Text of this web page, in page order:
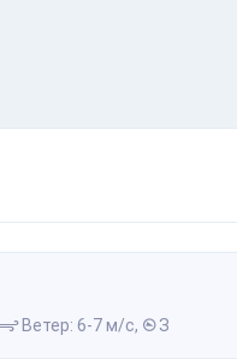
Ветер: 6-7 м/с, З